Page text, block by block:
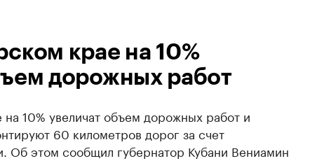
крае на 10%
дорожных работ
10% увеличат объем дорожных работ и
60 километров дорог за счет
Об этом сообщил губернатор Кубани Вениамин